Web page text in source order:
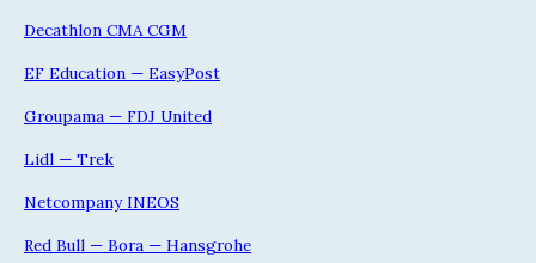
Decathlon CMA CGM
EF Education — EasyPost
Groupama — FDJ United
Lidl — Trek
Netcompany INEOS
Red Bull — Bora — Hansgrohe